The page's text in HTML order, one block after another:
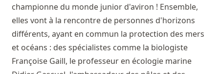
championne du monde junior d'aviron ! Ensemble,
elles vont à la rencontre de personnes d'horizons
différents, ayant en commun la protection des mers
et océans : des spécialistes comme la biologiste
Françoise Gaill, le professeur en écologie marine